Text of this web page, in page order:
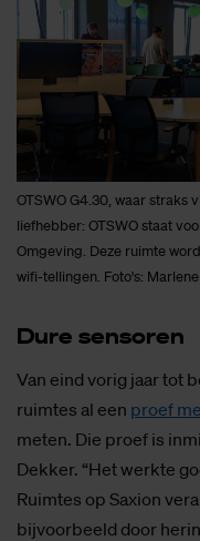
OTSWO G4.30, waar straks
liefhebber: OTSWO staat
Omgeving. Deze ruimte
wifi-tellingen. Foto's:
Dure sen­so­ren
Van eind vorig jaar tot
ruimtes al een proef
meten. Die proef is
Dekker. “Het werkte
Ruimtes op Saxion
bijvoorbeeld door